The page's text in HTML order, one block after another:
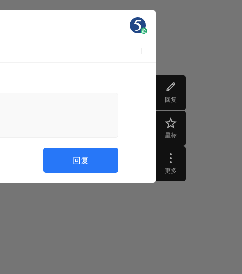
回复
星标
更多
回复